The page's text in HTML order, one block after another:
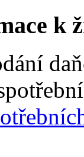
k